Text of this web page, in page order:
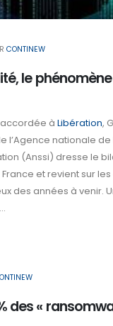
CONTINEW
le
à Libération,
l’Agence nationale
(Anssi) dresse le
et revient sur
des années à venir.
des «